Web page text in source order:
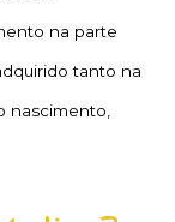
na parte
tanto na
nascimento,